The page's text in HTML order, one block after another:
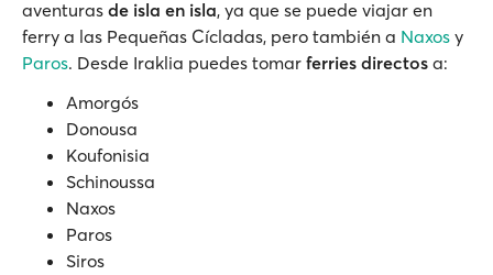
aventuras de isla en isla, ya que se puede viajar en
ferry a las Pequeñas Cícladas, pero también a Naxos y
Paros. Desde Iraklia puedes tomar ferries directos a:
Amorgós
Donousa
Koufonisia
Schinoussa
Naxos
Paros
Siros